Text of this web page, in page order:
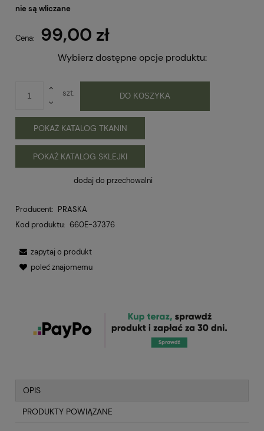
nie są wliczane
Cena: 99,00 zł
Wybierz dostępne opcje produktu:
szt. DO KOSZYKA
POKAŻ KATALOG TKANIN
POKAŻ KATALOG SKLEJKI
dodaj do przechowalni
Producent: PRASKA
Kod produktu: 660E-37376
zapytaj o produkt
poleć znajomemu
OPIS
PRODUKTY POWIĄZANE